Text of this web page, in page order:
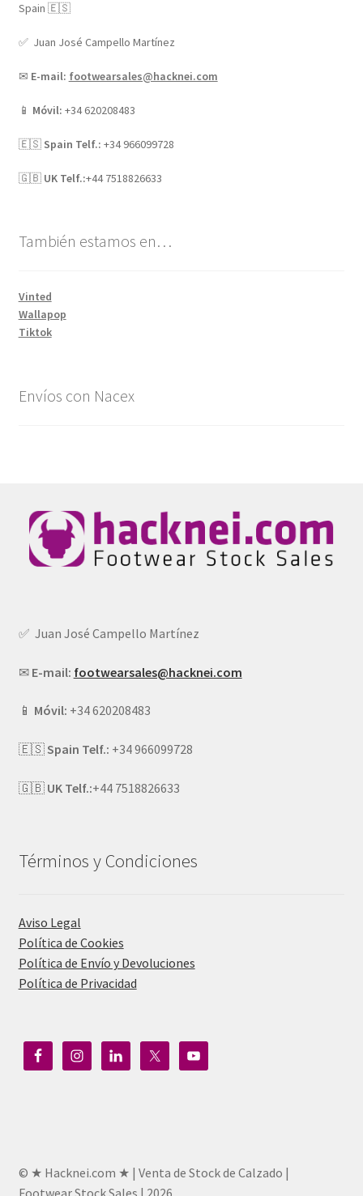
Spain 🇪🇸
✅ Juan José Campello Martínez
✉ E-mail: footwearsales@hacknei.com
📱 Móvil: +34 620208483
🇪🇸 Spain Telf.: +34 966099728
🇬🇧 UK Telf.:+44 7518826633
También estamos en…
Vinted
Wallapop
Tiktok
Envíos con Nacex
✅ Juan José Campello Martínez
✉ E-mail: footwearsales@hacknei.com
📱 Móvil: +34 620208483
🇪🇸Spain Telf.: +34 966099728
🇬🇧 UK Telf.:+44 7518826633
Términos y Condiciones
Aviso Legal
Política de Cookies
Política de Envío y Devoluciones
Política de Privacidad
© ★ Hacknei.com ★ | Venta de Stock de Calzado |
Footwear Stock Sales | 2026